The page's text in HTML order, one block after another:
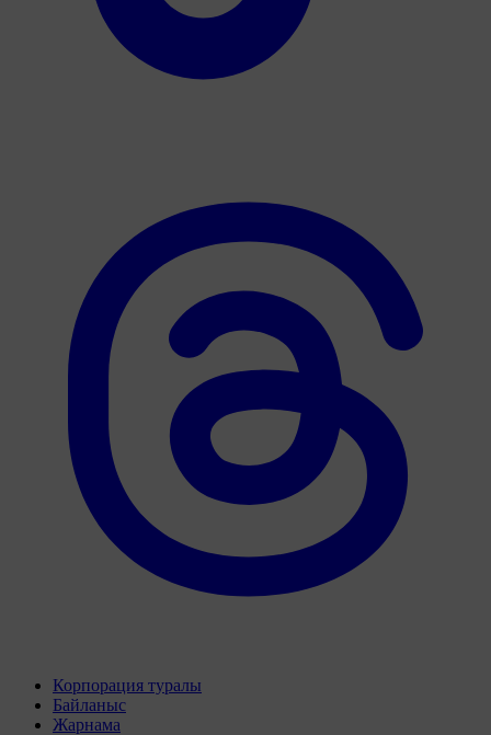
Корпорация туралы
Байланыс
Жарнама